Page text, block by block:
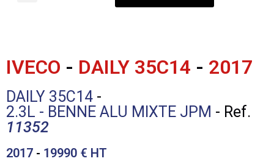
IVECO - DAILY 35C14 - 2017
DAILY 35C14 -
2.3L - BENNE ALU MIXTE JPM - Ref.
11352
2017 - 19990 € HT